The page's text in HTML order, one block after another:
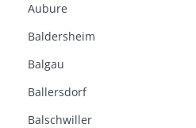
Aubure
Baldersheim
Balgau
Ballersdorf
Balschwiller